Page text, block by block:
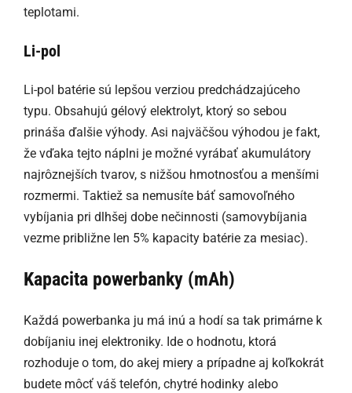
teplotami.
Li-pol
Li-pol batérie sú lepšou verziou predchádzajúceho
typu. Obsahujú gélový elektrolyt, ktorý so sebou
prináša ďalšie výhody. Asi najväčšou výhodou je fakt,
že vďaka tejto náplni je možné vyrábať akumulátory
najrôznejších tvarov, s nižšou hmotnosťou a menšími
rozmermi. Taktiež sa nemusíte báť samovoľného
vybíjania pri dlhšej dobe nečinnosti (samovybíjania
vezme približne len 5% kapacity batérie za mesiac).
Kapacita powerbanky (mAh)
Každá powerbanka ju má inú a hodí sa tak primárne k
dobíjaniu inej elektroniky. Ide o hodnotu, ktorá
rozhoduje o tom, do akej miery a prípadne aj koľkokrát
budete môcť váš telefón, chytré hodinky alebo